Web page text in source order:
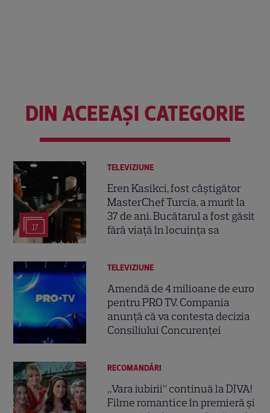
DIN ACEEAȘI CATEGORIE
17
TELEVIZIUNE
Eren Kasikci, fost câștigător
MasterChef Turcia, a murit la
37 de ani. Bucătarul a fost găsit
fără viață în locuința sa
TELEVIZIUNE
Amendă de 4 milioane de euro
pentru PRO TV. Compania
anunță că va contesta decizia
Consiliului Concurenței
RECOMANDĂRI
„Vara iubirii” continuă la DIVA!
Filme romantice în premieră și